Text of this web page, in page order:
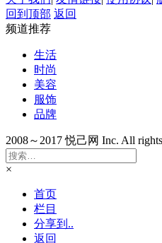
回到顶部 返回
频道推荐
生活
时尚
美容
服饰
品牌
2008～2017 悦己网 Inc. All rights
×
首页
栏目
分享到..
返回